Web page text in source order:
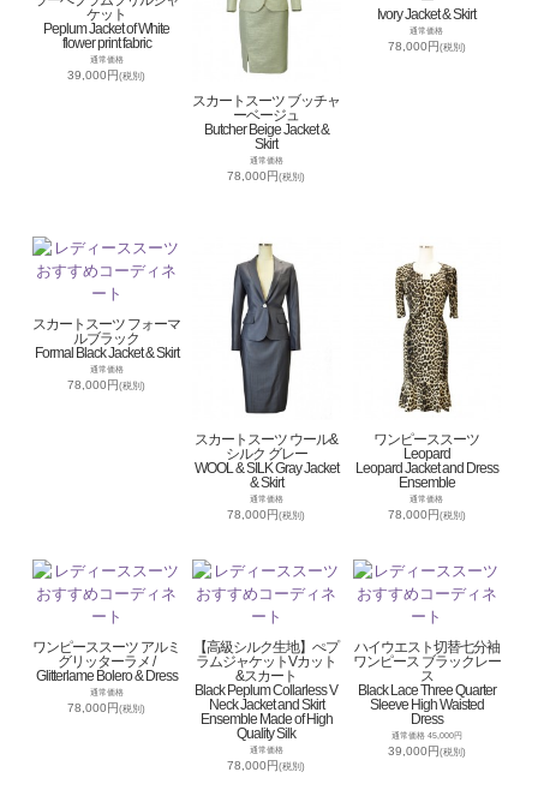
ケット
Peplum Jacket of White
flower print fabric
通常価格
39,000円(税別)
スカートスーツ ブッチャ
ーベージュ
Butcher Beige Jacket &
Skirt
通常価格
78,000円(税別)
Ivory Jacket & Skirt
通常価格
78,000円(税別)
スカートスーツ フォーマ
ルブラック
Formal Black Jacket & Skirt
通常価格
78,000円(税別)
スカートスーツ ウール&
シルク グレー
WOOL & SILK Gray Jacket
& Skirt
通常価格
78,000円(税別)
ワンピーススーツ
Leopard
Leopard Jacket and Dress
Ensemble
通常価格
78,000円(税別)
ワンピーススーツ アルミ
グリッターラメ /
Glitterlame Bolero & Dress
通常価格
78,000円(税別)
【高級シルク生地】ぺプ
ラムジャケットVカット
&スカート
Black Peplum Collarless V
Neck Jacket and Skirt
Ensemble Made of High
Quality Silk
通常価格
78,000円(税別)
ハイウエスト切替七分袖
ワンピース ブラックレー
ス
Black Lace Three Quarter
Sleeve High Waisted
Dress
通常価格 45,000円
39,000円(税別)